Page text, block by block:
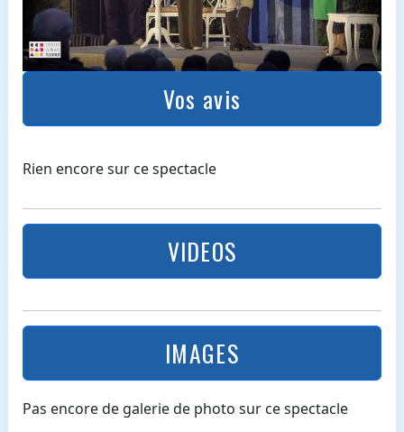
Vos avis
Rien encore sur ce spectacle
VIDEOS
IMAGES
Pas encore de galerie de photo sur ce spectacle